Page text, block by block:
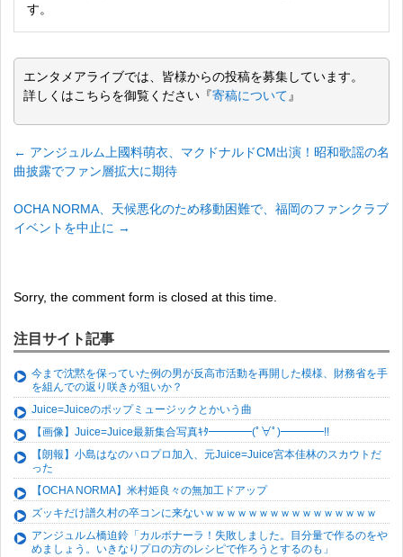
す。
エンタメアライブでは、皆様からの投稿を募集しています。
詳しくはこちらを御覧ください『寄稿について 』
← アンジュルム上國料萌衣、マクドナルドCM出演！昭和歌謡の名
曲披露でファン層拡大に期待
OCHA NORMA、天候悪化のため移動困難で、福岡のファンクラブ
イベントを中止に →
Sorry, the comment form is closed at this time.
注目サイト記事
今まで沈黙を保っていた例の男が反高市活動を再開した模様、財務省を手
を組んでの返り咲きが狙いか？
Juice=Juiceのポップミュージックとかいう曲
【画像】Juice=Juice最新集合写真ｷﾀ━━━━(ﾟ∀ﾟ)━━━━!!
【朗報】小島はなのハロプロ加入、元Juice=Juice宮本佳林のスカウトだ
った
【OCHA NORMA】米村姫良々の無加工ドアップ
ズッキだけ譜久村の卒コンに来ないｗｗｗｗｗｗｗｗｗｗｗｗｗｗｗｗ
アンジュルム橋迫鈴「カルボナーラ！失敗しました。目分量で作るのをや
めましょう。いきなりプロの方のレシピで作ろうとするのも」